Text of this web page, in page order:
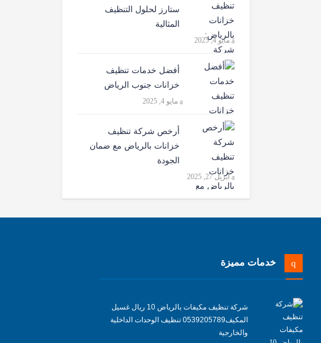
ستارز لحلول التنظيف
المثالية
مايو 4, 2025
أفضل خدمات تنظيف
خزانات جنوب الرياض
مايو 4, 2025
أرخص شركة تنظيف
خزانات بالرياض مع ضمان
الجودة
أبريل 27, 2025
خدمات مميزة
شركة تنظيف مكيفات بالرياض 10 ريال غسيل
المكيف0539205789 تنظيف الوحدات الداخلية
والخارجية